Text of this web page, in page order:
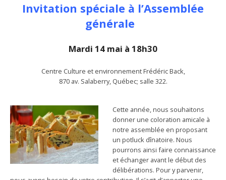
Invitation spéciale à l’Assemblée
générale
Mardi 14 mai à 18h30
Centre Culture et environnement Frédéric Back,
870 av. Salaberry, Québec; salle 322.
Cette année, nous souhaitons
donner une coloration amicale à
notre assemblée en proposant
un potluck dînatoire. Nous
pourrons ainsi faire connaissance
et échanger avant le début des
délibérations. Pour y parvenir,